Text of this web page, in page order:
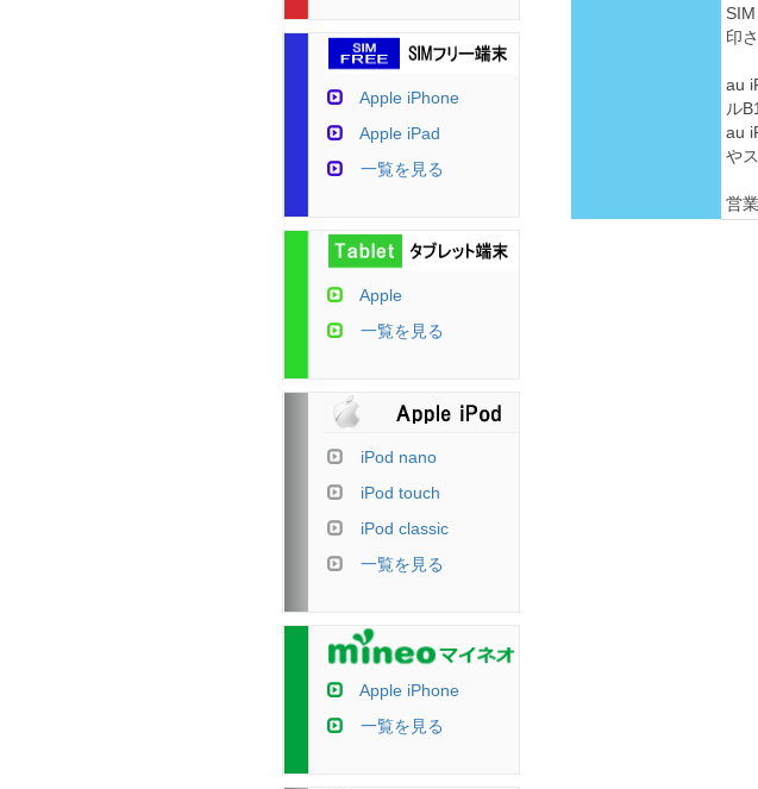
印
au
ル
au
や
営
Apple iPhone
Apple iPad
一覧を見る
Apple
一覧を見る
iPod nano
iPod touch
iPod classic
一覧を見る
Apple iPhone
一覧を見る